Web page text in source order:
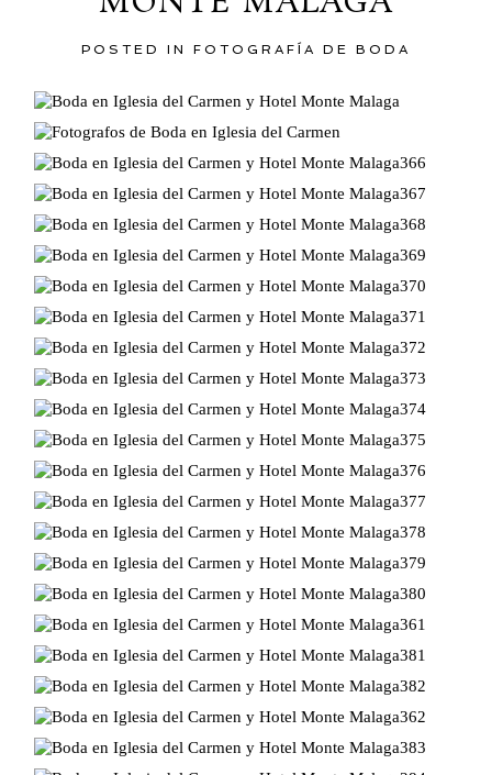
POSTED IN FOTOGRAFÍA DE BODA